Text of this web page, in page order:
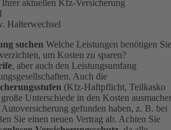
aktuellen Kfz-Versicherung
Halterwechsel
suchen Welche Leistungen benötigen Sie
um Kosten zu sparen?
, aber auch den Leistungsumfang
Auch die
(Kfz-Haftpflicht, Teilkasko
Unterschiede in den Kosten
Autoversicherung gefunden haben, z. B. bei
Sie einen neuen Vertrag ab. Achten Sie